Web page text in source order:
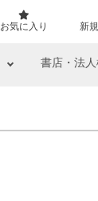
お気に入り 新
書店・法